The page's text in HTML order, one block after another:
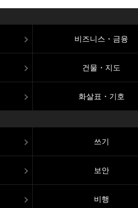
비즈니스・금융
건물・지도
화살표・기호
쓰기
보안
비행